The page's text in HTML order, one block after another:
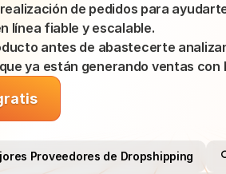
de pedidos para
línea fiable y escalable.
antes de abastecerte
ya están generando ventas con
Proveedores de Dropshipping